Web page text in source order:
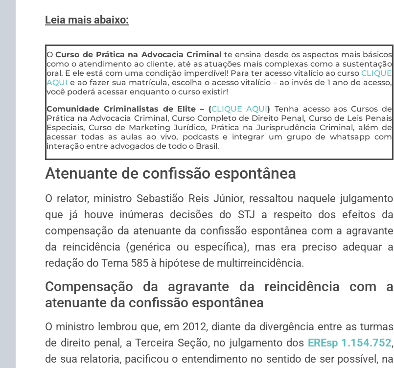
Leia mais abaixo:
OCurso de Prática na Advocacia Criminal te ensina desde os aspectos mais básicos
como o atendimento ao cliente, até as atuações mais complexas como a sustentação
oral. E ele está com uma condição imperdível! Para ter acesso vitalício ao curso CLIQUE
AQUI e ao fazer sua matrícula, escolha o acesso vitalício – ao invés de 1 ano de acesso,
você poderá acessar enquanto o curso existir!
Comunidade Criminalistas de Elite – (CLIQUE AQUI) Tenha acesso aos Cursos de
Prática na Advocacia Criminal, Curso Completo de Direito Penal, Curso de Leis Penais
Especiais, Curso de Marketing Jurídico, Prática na Jurisprudência Criminal, além de
acessar todas as aulas ao vivo, podcasts e integrar um grupo de whatsapp com
interação entre advogados de todo o Brasil.
Atenuante de confissão espontânea
O relator, ministro Sebastião Reis Júnior, ressaltou naquele julgamento
que já houve inúmeras decisões do STJ a respeito dos efeitos da
compensação da atenuante da confissão espontânea com a agravante
da reincidência (genérica ou específica), mas era preciso adequar a
redação do Tema 585 à hipótese de multirreincidência.
Compensação da agravante da reincidência com a
atenuante da confissão espontânea
O ministro lembrou que, em 2012, diante da divergência entre as turmas
de direito penal, a Terceira Seção, no julgamento dos EREsp 1.154.752,
de sua relatoria, pacificou o entendimento no sentido de ser possível, na